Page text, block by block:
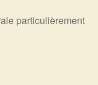
particulièrement